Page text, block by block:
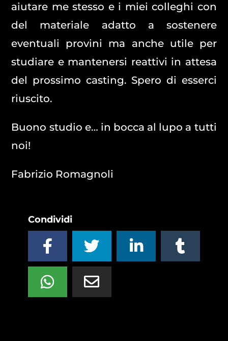
aiutare me stesso e i miei colleghi con
del materiale adatto a sostenere
eventuali provini ma anche utile per
studiare e mantenersi reattivi in attesa
del prossimo casting. Spero di esserci
riuscito.
Buono studio e… in bocca al lupo a tutti
noi!
Fabrizio Romagnoli
Condividi